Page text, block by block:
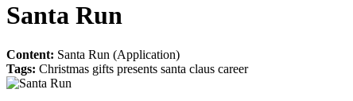
Santa Run
Content: Santa Run (Application)
Tags: Christmas gifts presents santa claus career